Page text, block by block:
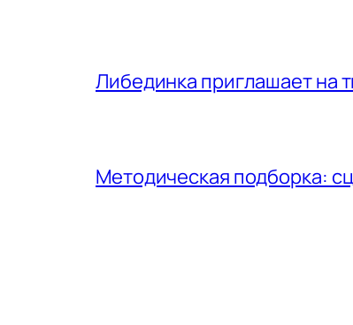
Либединка приглашает на
Методическая подборка: